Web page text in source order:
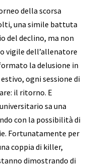
della scorsa
una simile battuta
del declino, ma non
vigile dell’allenatore
la delusione in
ogni sessione di
il ritorno. E
sa una
con la possibilità di
Fortunatamente per
coppia di killer,
dimostrando di